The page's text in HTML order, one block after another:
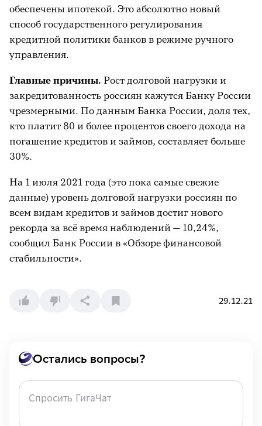
обеспечены ипотекой. Это абсолютно новый
способ государственного регулирования
кредитной политики банков в режиме ручного
управления.
Главные причины. Рост долговой нагрузки и
закредитованность россиян кажутся Банку России
чрезмерными. По данным Банка России, доля тех,
кто платит 80 и более процентов своего дохода на
погашение кредитов и займов, составляет больше
30%.
На 1 июля 2021 года (это пока самые свежие
данные) уровень долговой нагрузки россиян по
всем видам кредитов и займов достиг нового
рекорда за всё время наблюдений — 10,24%,
сообщил Банк России в «Обзоре финансовой
стабильности».
29.12.21
Остались вопросы?